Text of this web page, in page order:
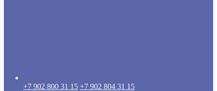
+7 902 800 31 15 +7 902 804 31 15